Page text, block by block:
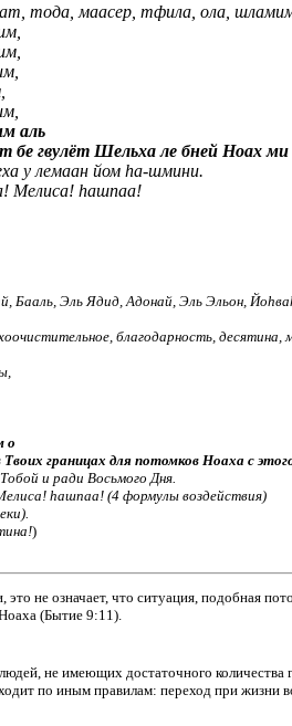
тода, маасер, тфила, ола,
аль
бе гвулёт Шельха ле бней Ноах ми
у лемаан йом hа-шмини.
Мелиса! hашпаа!
Бааль, Эль Ядид, Адонай, Эль Эльон,
благодарность, десятина,
о
границах для потомков Ноаха с
и ради Восьмого Дня.
hашпаа! (4 формулы воздействия)
)
это не означает, что ситуация, подобная
(Бытие 9:11).
не имеющих достаточного
по иным правилам: переход при жизни